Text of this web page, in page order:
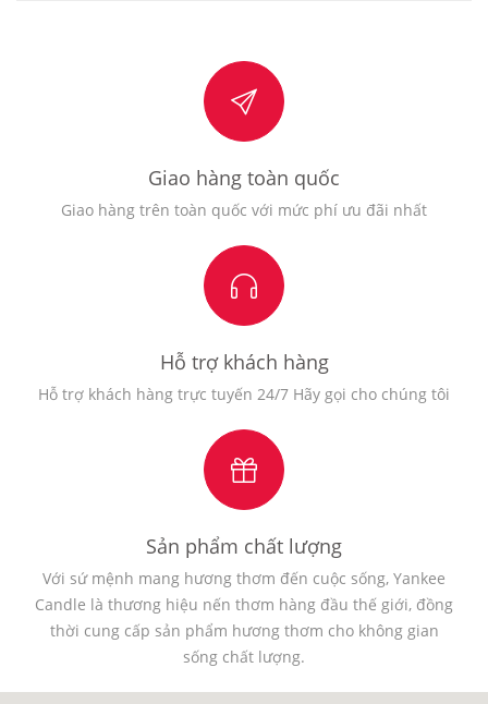
Giao hàng toàn quốc
Giao hàng trên toàn quốc với mức phí ưu đãi nhất
Hỗ trợ khách hàng
Hỗ trợ khách hàng trực tuyến 24/7 Hãy gọi cho chúng tôi
Sản phẩm chất lượng
Với sứ mệnh mang hương thơm đến cuộc sống, Yankee
Candle là thương hiệu nến thơm hàng đầu thế giới, đồng
thời cung cấp sản phẩm hương thơm cho không gian
sống chất lượng.